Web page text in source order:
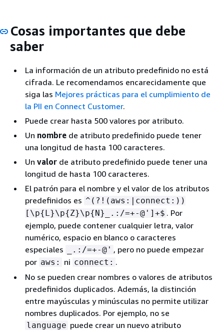
Cosas importantes que debe
saber
La información de un atributo predefinido no está
cifrada. Le recomendamos encarecidamente que
siga las Mejores prácticas para el cumplimiento de
la PII en Connect Customer.
Puede crear hasta 500 valores por atributo.
Un nombre de atributo predefinido puede tener
una longitud de hasta 100 caracteres.
Un valor de atributo predefinido puede tener una
longitud de hasta 100 caracteres.
El patrón para el nombre y el valor de los atributos
predefinidos es ^(?!(aws:|connect:))
[\p{L}\p{Z}\p{N}_.:/=+-@']+$ . Por
ejemplo, puede contener cualquier letra, valor
numérico, espacio en blanco o caracteres
especiales
_.:/=+-@' , pero no puede empezar
por aws: ni connect: .
No se pueden crear nombres o valores de atributos
predefinidos duplicados. Además, la distinción
entre mayúsculas y minúsculas no permite utilizar
nombres duplicados. Por ejemplo, no se
language puede crear un nuevo atributo